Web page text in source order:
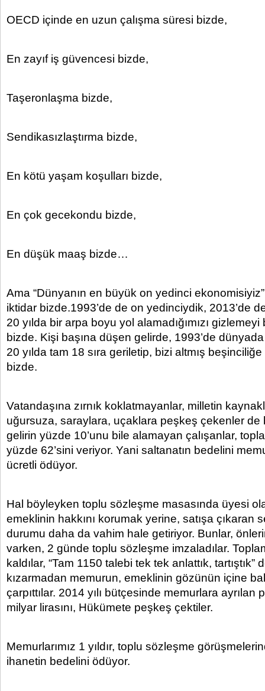
OECD içinde en uzun çalışma süresi bizde,
En zayıf iş güvencesi bizde,
Taşeronlaşma bizde,
Sendikasızlaştırma bizde,
En kötü yaşam koşulları bizde,
En çok gecekondu bizde,
En düşük maaş bizde…
Ama “Dünyanın en büyük on yedinci
iktidar bizde.1993’de de on yedinciydik, 2013’de
20 yılda bir arpa boyu yol alamadığımızı
bizde. Kişi başına düşen gelirde, 1993’de
20 yılda tam 18 sıra geriletip, bizi altmış
bizde.
Vatandaşına zırnık koklatmayanlar, milletin
uğursuza, saraylara, uçaklara peşkeş çekenler de
gelirin yüzde 10’unu bile alamayan çalışanlar,
yüzde 62’sini veriyor. Yani saltanatın bedelini
ücretli ödüyor.
Hal böyleyken toplu sözleşme masasında üyesi
emeklinin hakkını korumak yerine, satışa çıkaran
durumu daha da vahim hale getiriyor. Bunlar,
varken, 2 günde toplu sözleşme imzaladılar.
kaldılar, “Tam 1150 talebi tek tek anlattık, tartıştık”
kızarmadan memurun, emeklinin gözünün içine
çarpıttılar. 2014 yılı bütçesinde memurlara ayrılan
milyar lirasını, Hükümete peşkeş çektiler.
Memurlarımız 1 yıldır, toplu sözleşme
ihanetin bedelini ödüyor.